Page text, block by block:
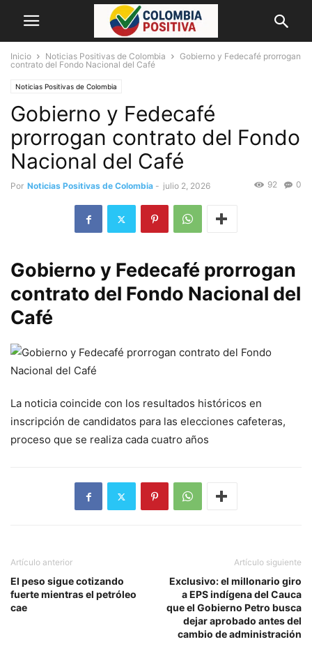
Inicio Noticias Positivas de Colombia
Gobierno y Fedecafé prorrogan
contrato del Fondo Nacional del Café
Noticias Positivas de Colombia
Gobierno y Fedecafé
prorrogan contrato del Fondo
Nacional del Café
Por Noticias Positivas de Colombia - julio 2, 2026 0
92
Gobierno y Fedecafé prorrogan
contrato del Fondo Nacional del
Café
La noticia coincide con los resultados históricos en
inscripción de candidatos para las elecciones cafeteras,
proceso que se realiza cada cuatro años
Artículo anterior
El peso sigue cotizando
fuerte mientras el petróleo
cae
Artículo siguiente
Exclusivo: el millonario giro
a EPS indígena del Cauca
que el Gobierno Petro busca
dejar aprobado antes del
cambio de administración